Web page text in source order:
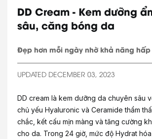
DD Cream - Kem dưỡng
sâu, căng bóng da
Đẹp hơn mỗi ngày nhờ khả năng
UPDATED DECEMBER 03, 2023
DD cream là kem dưỡng da chuyên sâu
chủ yếu Hyaluronic và Ceramide thẩm
chắc, kết cấu mịn màng và tăng cường
cho da. Trong 24 giờ, mức độ Hydrat